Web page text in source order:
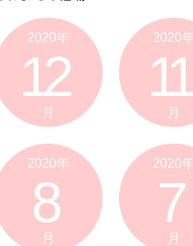
2020年
12
月
2020
11
月
2020年
8
月
2020
7
月